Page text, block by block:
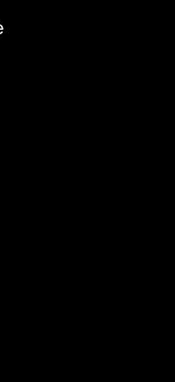
einer sich unter
Firmen- und
mit ihnen
Genres Werbefilms
sowohl
1964
Imagefilme
Auslandswerbefilm
– Erhalten
das Unternehmen
die
oder unterhaltsamen
Fotografie und Film
betonen indes den
die Versorgung
mit Super 8-
um idealisierte
das Thema
Fundgruben